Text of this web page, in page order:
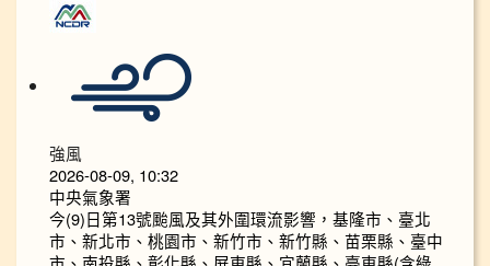
強風
2026-08-09, 10:32
中央氣象署
今(9)日第13號颱風及其外圍環流影響，基隆市、臺北
市、新北市、桃園市、新竹市、新竹縣、苗栗縣、臺中